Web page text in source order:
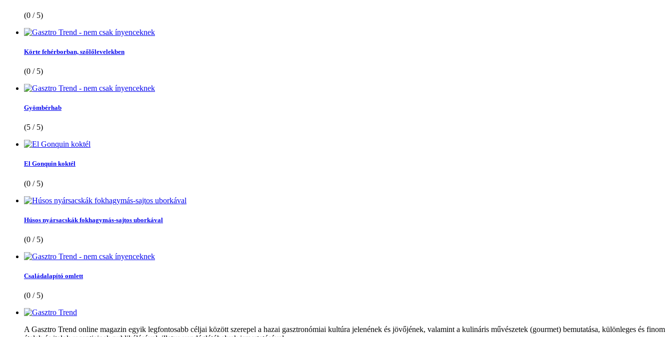
(0 / 5)
Körte fehérborban, szőlőlevelekben
(0 / 5)
Gyömbérhab
(5 / 5)
El Gonquin koktél
(0 / 5)
Húsos nyársacskák fokhagymás-sajtos uborkával
(0 / 5)
Családalapító omlett
(0 / 5)
A Gasztro Trend online magazin egyik legfontosabb céljai között szerepel a hazai gasztronómiai kultúra jelenének és jövőjének, valamint a kulináris művészetek (gourmet) bemutatása, különleges és finom